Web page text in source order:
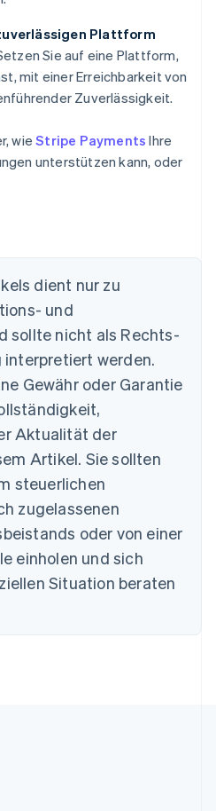
Plattform
Sie auf eine Plattform,
mit einer Erreichbarkeit von
Zuverlässigkeit.
wieStripe Payments Ihre
unterstützen kann, oder
dient nur zu
und
sollte nicht als Rechts-
werden.
Gewähr oder Garantie
Aktualität der
Artikel. Sie sollten
steuerlichen
zugelassenen
oder von einer
einholen und sich
Situation beraten
English